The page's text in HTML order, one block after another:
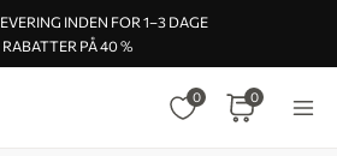
INDEN FOR 1–3 DAGE
RABATTER PÅ 40 %
0 0